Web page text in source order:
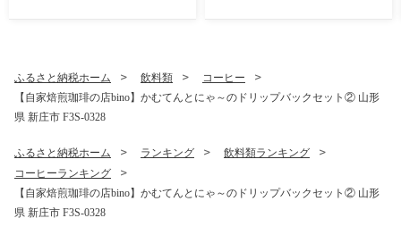
ふるさと納税ホーム 飲料類
コーヒー
【自家焙煎珈琲の店bino】かむてんとにゃ～のドリップバックセット② 山形
県 新庄市 F3S-0328
ふるさと納税ホーム ランキング
飲料類ランキング
コーヒーランキング
【自家焙煎珈琲の店bino】かむてんとにゃ～のドリップバックセット② 山形
県 新庄市 F3S-0328